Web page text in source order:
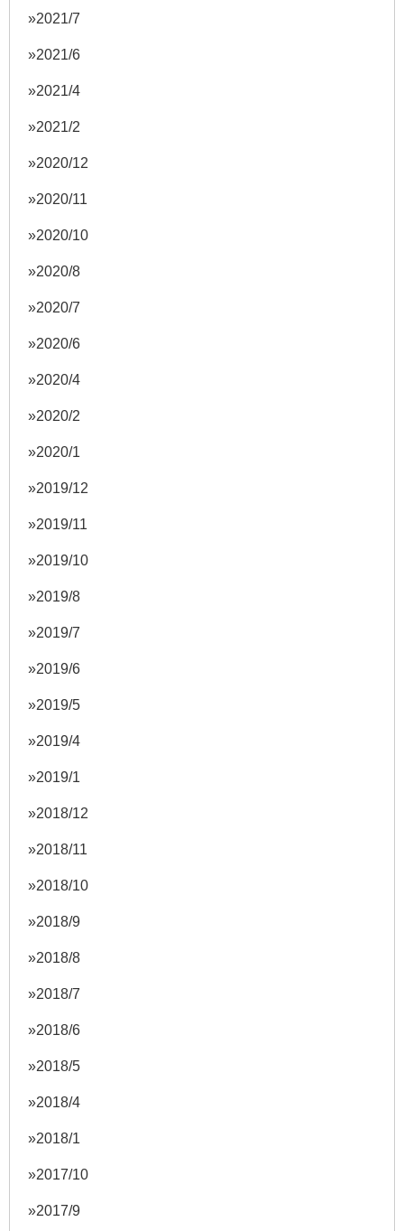
2021/7
2021/6
2021/4
2021/2
2020/12
2020/11
2020/10
2020/8
2020/7
2020/6
2020/4
2020/2
2020/1
2019/12
2019/11
2019/10
2019/8
2019/7
2019/6
2019/5
2019/4
2019/1
2018/12
2018/11
2018/10
2018/9
2018/8
2018/7
2018/6
2018/5
2018/4
2018/1
2017/10
2017/9